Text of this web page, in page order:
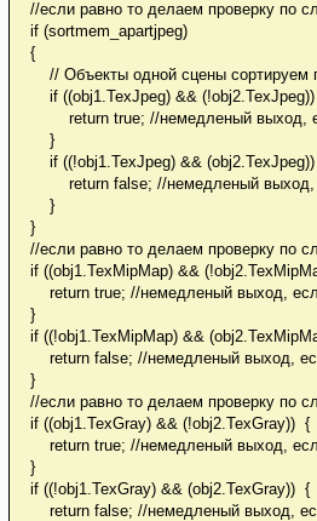
//если равно то делаем проверку по
if (sortmem_apartjpeg)
{
// Объекты одной сцены сортируем
if ((obj1.TexJpeg) &&
return true; //немедленый выход,
}
if ((!obj1.TexJpeg) &&
return false; //немедленый выход,
}
}
//если равно то делаем проверку по
if ((obj1.TexMipMap) &&
return true; //немедленый выход,
}
if ((!obj1.TexMipMap) &&
return false; //немедленый выход,
}
//если равно то делаем проверку по
if ((obj1.TexGray) && (!obj2.TexGray)) {
return true; //немедленый выход,
}
if ((!obj1.TexGray) && (obj2.TexGray)) {
return false; //немедленый выход,